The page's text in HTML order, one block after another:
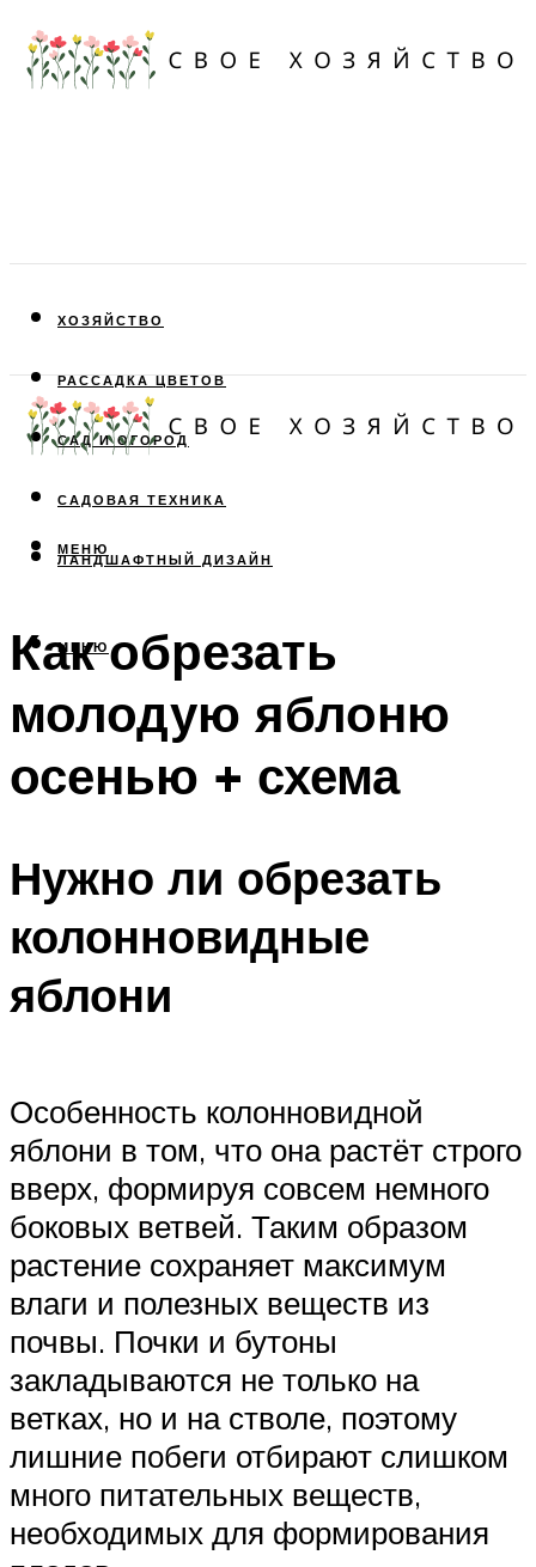
ХОЗЯЙСТВО
РАССАДКА ЦВЕТОВ
САД И ОГОРОД
САДОВАЯ ТЕХНИКА
ЛАНДШАФТНЫЙ ДИЗАЙН
МЕНЮ
МЕНЮ
Как обрезать
молодую яблоню
осенью + схема
Нужно ли обрезать
колонновидные
яблони
Особенность колонновидной
яблони в том, что она растёт строго
вверх, формируя совсем немного
боковых ветвей. Таким образом
растение сохраняет максимум
влаги и полезных веществ из
почвы. Почки и бутоны
закладываются не только на
ветках, но и на стволе, поэтому
лишние побеги отбирают слишком
много питательных веществ,
необходимых для формирования